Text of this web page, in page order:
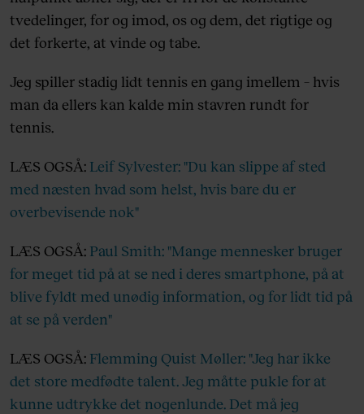
tvedelinger, for og imod, os og dem, det rigtige og
det forkerte, at vinde og tabe.
Jeg spiller stadig lidt tennis en gang imellem – hvis
man da ellers kan kalde min stavren rundt for
tennis.
LÆS OGSÅ: Leif Sylvester: "Du kan slippe af sted
med næsten hvad som helst, hvis bare du er
overbevisende nok"
LÆS OGSÅ: Paul Smith: "Mange mennesker bruger
for meget tid på at se ned i deres smartphone, på at
blive fyldt med unødig information, og for lidt tid på
at se på verden"
LÆS OGSÅ: Flemming Quist Møller: "Jeg har ikke
det store medfødte talent. Jeg måtte pukle for at
kunne udtrykke det nogenlunde. Det må jeg